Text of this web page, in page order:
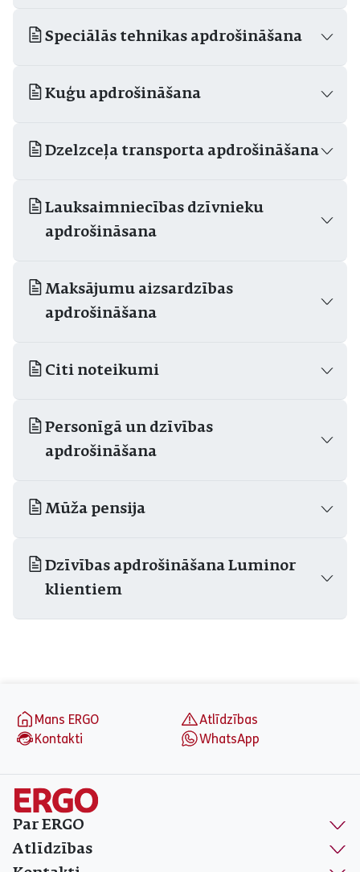
Speciālās tehnikas apdrošināšana
Kuģu apdrošināšana
Dzelzceļa transporta apdrošināšana
Lauksaimniecības dzīvnieku
apdrošināsana
Maksājumu aizsardzības
apdrošināšana
Citi noteikumi
Personīgā un dzīvības
apdrošināšana
Mūža pensija
Dzīvības apdrošināšana Luminor
klientiem
Mans ERGO
Atlīdzības
Kontakti
WhatsApp
Par ERGO
Atlīdzības